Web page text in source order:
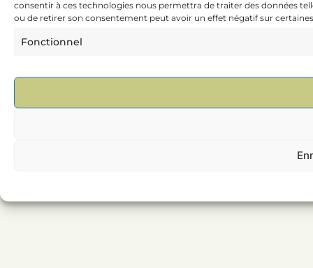
consentir à ces technologies nous permettra de traiter des données
ou de retirer son consentement peut avoir un effet négatif sur
Fonctionnel